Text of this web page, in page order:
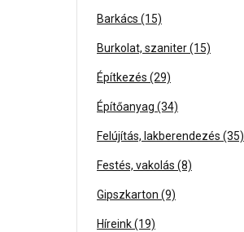
Barkács (15)
Burkolat, szaniter (15)
Építkezés (29)
Építőanyag (34)
Felújítás, lakberendezés (35)
Festés, vakolás (8)
Gipszkarton (9)
Híreink (19)